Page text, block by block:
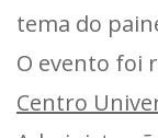
tema do
O evento foi
Centro